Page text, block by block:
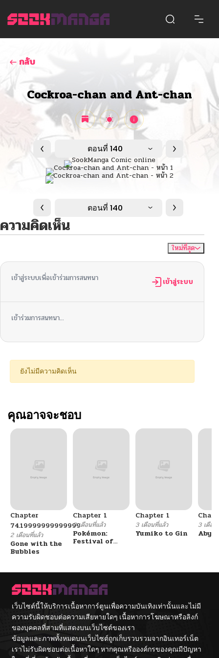
กลับ
Cockroa-chan and Ant-chan
ตอนที่ 140
ตอนที่ 140
ความคิดเห็น
ใหม่ที่สุด
เข้าสู่ระบบเพื่อเข้าร่วมการสนทนา เข้าสู่ระบบ
เข้าร่วมการสนทนา...
ยังไม่มีความคิดเห็น
คุณอาจจะชอบ
Chapter
74.19999999999999
2 เดือนที่แล้ว
Gone with the
Bubbles
Chapter 1
3 เดือนที่แล้ว
Pokémon:
Festival of
Chapter 1
3 เดือนที่แล้ว
Yumiko to Gin
3 เดือน
เว็บไซต์นี้ให้บริการเนื้อหาการ์ตูนเพื่อความบันเทิงเท่านั้นและไม่มี
ความรับผิดชอบต่อความเสียหายใดๆ เนื้อหาการโฆษณาหรือลิงก์
ของบุคคลที่สามที่แสดงบนเว็บไซต์ของเรา
ข้อมูลและภาพทั้งหมดบนเว็บไซต์ถูกเก็บรวบรวมจากอินเทอร์เน็ต
เราไม่รับผิดชอบต่อเนื้อหาใดๆ หากคุณหรือองค์กรของคุณมีปัญหา